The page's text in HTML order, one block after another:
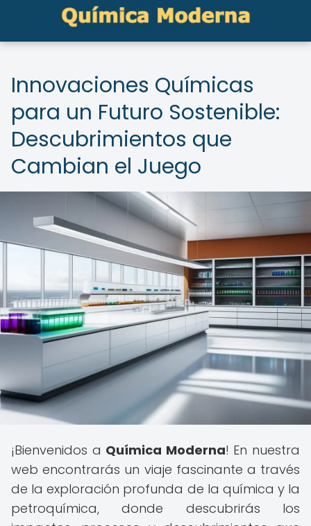
Innovaciones Químicas
para un Futuro Sostenible:
Descubrimientos que
Cambian el Juego
¡Bienvenidos a Química Moderna! En nuestra
web encontrarás un viaje fascinante a través
de la exploración profunda de la química y la
petroquímica, donde descubrirás los